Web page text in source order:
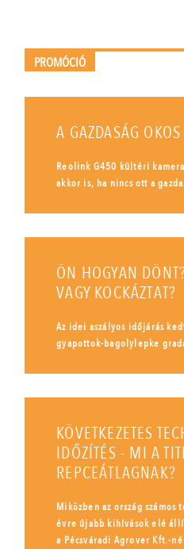
PROMÓCIÓ
A GAZDASÁG
Reolink G450 kültéri
akkor is, ha nincs ott a
ÖN HOGYAN
VAGY KOCKÁZTAT?
Az idei aszályos időjárás
gyapottok-bagolylepke
KÖVETKEZETES
IDŐZÍTÉS - MI A
REPCEÁTLAGNAK?
Miközben az ország számos
évre újabb kihívások elé
a Pécsváradi Agrover Kft.-